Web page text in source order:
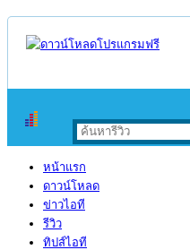
หน้าแรก
ดาวน์โหลด
ข่าวไอที
รีวิว
ทิปส์ไอที